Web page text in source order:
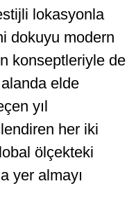
lokasyonla
dokuyu modern
konseptleriyle de
alanda elde
yıl
her iki
ölçekteki
yer almayı